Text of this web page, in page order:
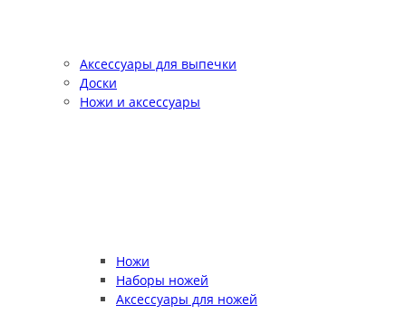
Аксессуары для выпечки
Доски
Ножи и аксессуары
Ножи
Наборы ножей
Аксессуары для ножей